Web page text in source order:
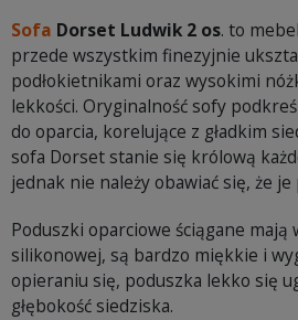
Sofa Dorset Ludwik 2 os. to
przede wszystkim finezyjnie
podłokietnikami oraz wysokimi
lekkości. Oryginalność sofy
do oparcia, korelujące z gładkim
sofa Dorset stanie się królową
jednak nie należy obawiać się, że je
Poduszki oparciowe ściągane mają
silikonowej, są bardzo miękkie i
opieraniu się, poduszka lekko się
głębokość siedziska.